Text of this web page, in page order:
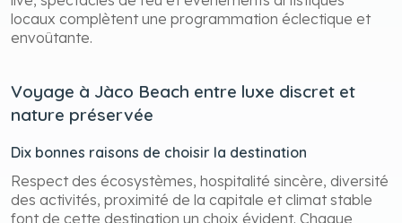
locaux complètent une programmation éclectique et
envoûtante.
Voyage à Jàco Beach entre luxe discret et
nature préservée
Dix bonnes raisons de choisir la destination
Respect des écosystèmes, hospitalité sincère, diversité
des activités, proximité de la capitale et climat stable
font de cette destination un choix évident. Chaque